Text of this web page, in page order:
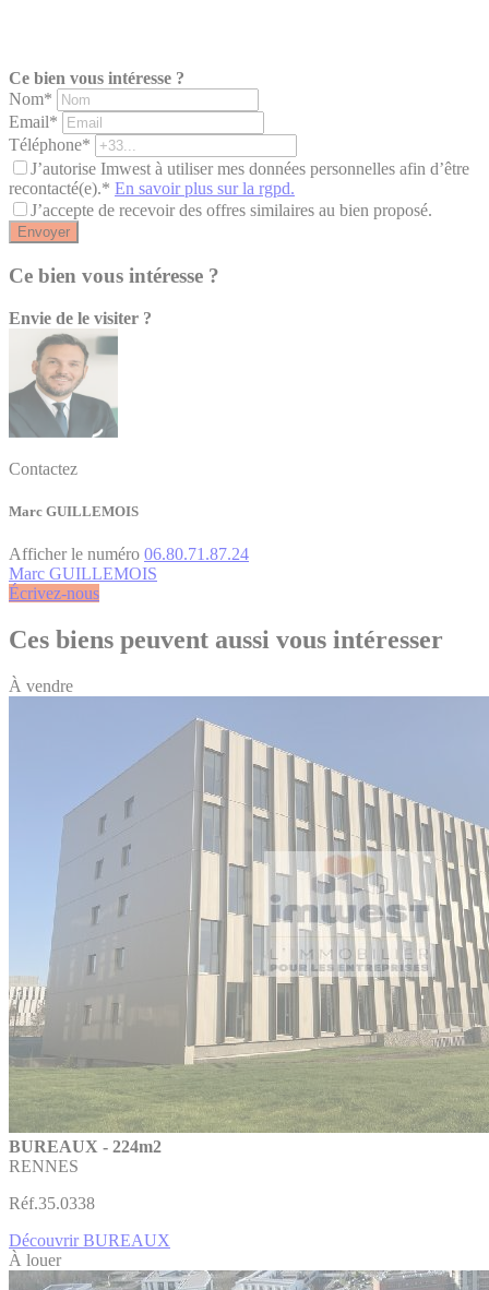
Ce bien vous intéresse ?
Nom*
Email*
Téléphone*
J’autorise Imwest à utiliser mes données personnelles afin d’être
recontacté(e).* En savoir plus sur la rgpd.
J’accepte de recevoir des offres similaires au bien proposé.
Envoyer
Ce bien vous intéresse ?
Envie de le visiter ?
Contactez
Marc GUILLEMOIS
Afficher le numéro 06.80.71.87.24
Marc GUILLEMOIS
Écrivez-nous
Ces biens peuvent aussi vous intéresser
À vendre
BUREAUX - 224m2
RENNES
Réf.35.0338
Découvrir BUREAUX
À louer